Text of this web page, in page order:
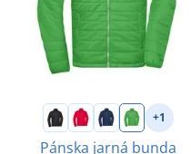
+1
Pánska jarná bunda